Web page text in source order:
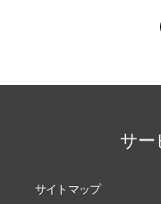
サー
サイトマップ